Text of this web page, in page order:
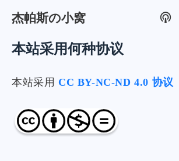
杰帕斯の小窝
本站采用何种协议
本站采用 CC BY-NC-ND 4.0 协议